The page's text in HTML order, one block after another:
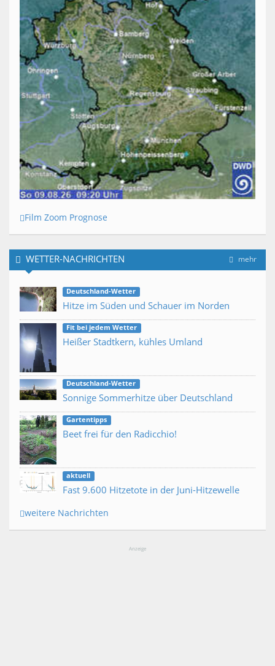
Film Zoom Prognose
mehr
WETTER-NACHRICHTEN
Deutschland-Wetter
Hitze im Süden und Schauer im Norden
Fit bei jedem Wetter
Heißer Stadtkern, kühles Umland
Deutschland-Wetter
Sonnige Sommerhitze über Deutschland
Gartentipps
Beet frei für den Radicchio!
aktuell
Fast 9.600 Hitzetote in der Juni-Hitzewelle
weitere Nachrichten
Anzeige